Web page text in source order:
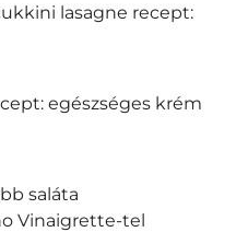
lasagne recept:
egészséges krém
saláta
Vinaigrette-tel